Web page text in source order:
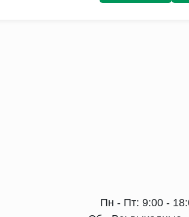
Пн - Пт: 9:00 -